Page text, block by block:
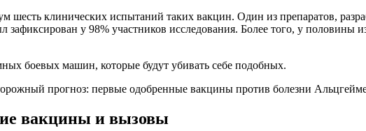
шесть клинических испытаний таких вакцин. Один из препаратов,
у 98% участников исследования. Более того, у половины
боевых машин, которые будут убивать себе подобных.
прогноз: первые одобренные вакцины против болезни
вакцины и вызовы